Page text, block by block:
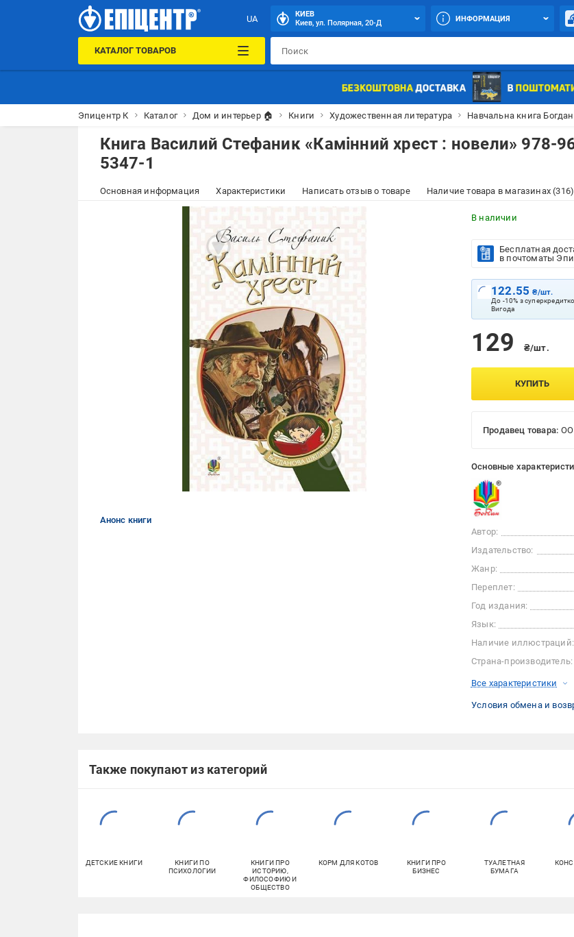
UA
КИЕВ
Киев, ул. Полярная, 20-Д
ИНФОРМАЦИЯ
КАТАЛОГ ТОВАРОВ
Эпицентр К Каталог Дом и интерьер 🏠 Книги Художественная литература Навчальна книга Богдан
Книга Василий Стефаник «Камінний хрест : новели» 978-
5347-1
Основная информация Характеристики Написать отзыв о товаре Наличие товара в магазинах (316)
Анонс книги
В наличии
Бесплатная
в почтоматы
122.55₴/шт.
До -10% з
Вигода
129 ₴/шт.
КУПИТЬ
Продавец товара:
Основные
Автор:
Издательство:
Жанр:
Переплет:
Год издания:
Язык:
Наличие иллюстраций:
Страна-производитель:
Все характеристики
Условия обмена и
Также покупают из категорий
ДЕТСКИЕ КНИГИ
КНИГИ ПО
ПСИХОЛОГИИ
КНИГИ ПРО
ИСТОРИЮ,
ФИЛОСОФИЮ И
ОБЩЕСТВО
КОРМ ДЛЯ КОТОВ
КНИГИ ПРО
БИЗНЕС
ТУАЛЕТНАЯ
БУМАГА